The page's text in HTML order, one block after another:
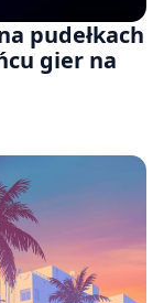
pudełkach
gier na